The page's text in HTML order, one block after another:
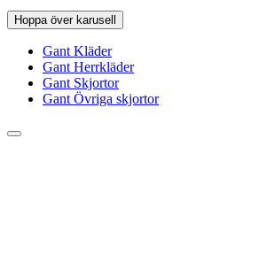
Hoppa över karusell
Gant Kläder
Gant Herrkläder
Gant Skjortor
Gant Övriga skjortor